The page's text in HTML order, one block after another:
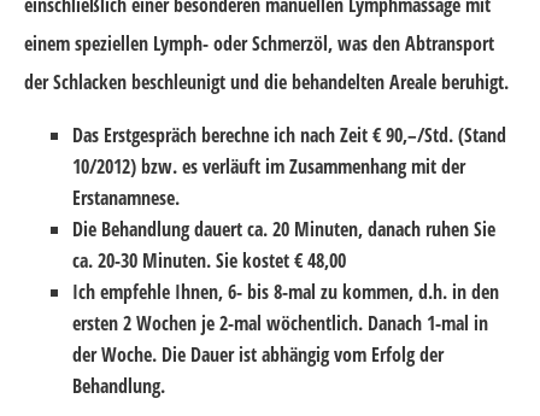
einem speziellen Lymph- oder Schmerzöl, was den Abtransport
der Schlacken beschleunigt und die behandelten Areale beruhigt.
Das Erstgespräch berechne ich nach Zeit € 90,–/Std. (Stand
10/2012) bzw. es verläuft im Zusammenhang mit der
Erstanamnese.
Die Behandlung dauert ca. 20 Minuten, danach ruhen Sie
ca. 20-30 Minuten. Sie kostet € 48,00
Ich empfehle Ihnen, 6- bis 8-mal zu kommen, d.h. in den
ersten 2 Wochen je 2-mal wöchentlich. Danach 1-mal in
der Woche. Die Dauer ist abhängig vom Erfolg der
Behandlung.